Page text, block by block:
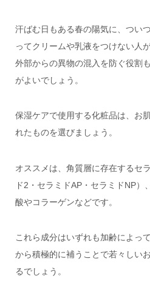
汗ばむ日もある春の陽気に、つい
ってクリームや乳液をつけない人
外部からの異物の混入を防ぐ役割
がよいでしょう。
保湿ケアで使用する化粧品は、お
れたものを選びましょう。
オススメは、角質層に存在するセ
ド2・セラミドAP・セラミドNP）
酸やコラーゲンなどです。
これら成分はいずれも加齢によっ
から積極的に補うことで若々しい
るでしょう。